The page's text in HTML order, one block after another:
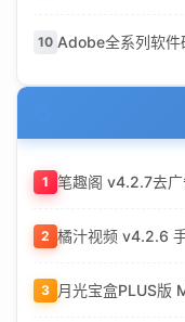
10 Adobe全系列软
1 笔趣阁 v4.2.7去
2 橘汁视频 v4.2.6
3 月光宝盒PLUS版